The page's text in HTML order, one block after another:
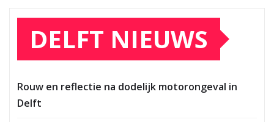
DELFT NIEUWS
Rouw en reflectie na dodelijk motorongeval in
Delft